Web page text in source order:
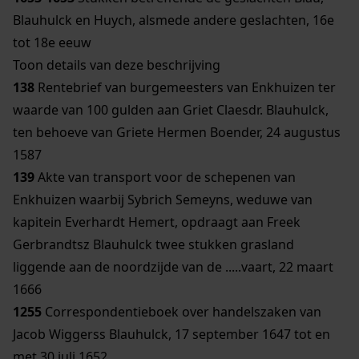
Blauhulck en Huych, alsmede andere geslachten, 16e
tot 18e eeuw
Toon details van deze beschrijving
138 Rentebrief van burgemeesters van Enkhuizen ter
waarde van 100 gulden aan Griet Claesdr. Blauhulck,
ten behoeve van Griete Hermen Boender, 24 augustus
1587
139Akte van transport voor de schepenen van
Enkhuizen waarbij Sybrich Semeyns, weduwe van
kapitein Everhardt Hemert, opdraagt aan Freek
Gerbrandtsz Blauhulck twee stukken grasland
liggende aan de noordzijde van de .....vaart, 22 maart
1666
1255 Correspondentieboek over handelszaken van
Jacob Wiggerss Blauhulck, 17 september 1647 tot en